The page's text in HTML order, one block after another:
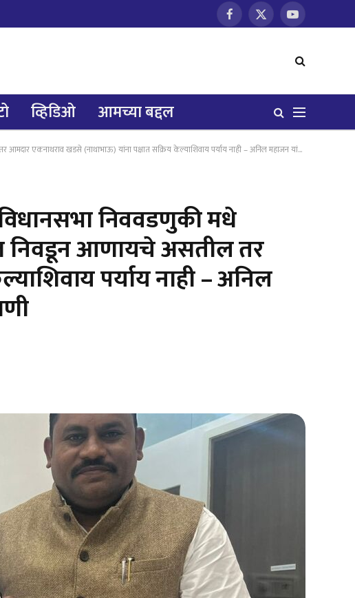
Facebook
X
YouTube
व्हिडिओ आमच्या बद्दल
यांना पक्षात सक्रिय केल्याशिवाय पर्याय नाही – अनिल महाजन यांनी प्रदेश अध्यक्ष जयंत पाटील यांच्या कड़े केली मागणी
निववडणुकी मधे
निवडून आणायचे असतील तर
पर्याय नाही – अनिल